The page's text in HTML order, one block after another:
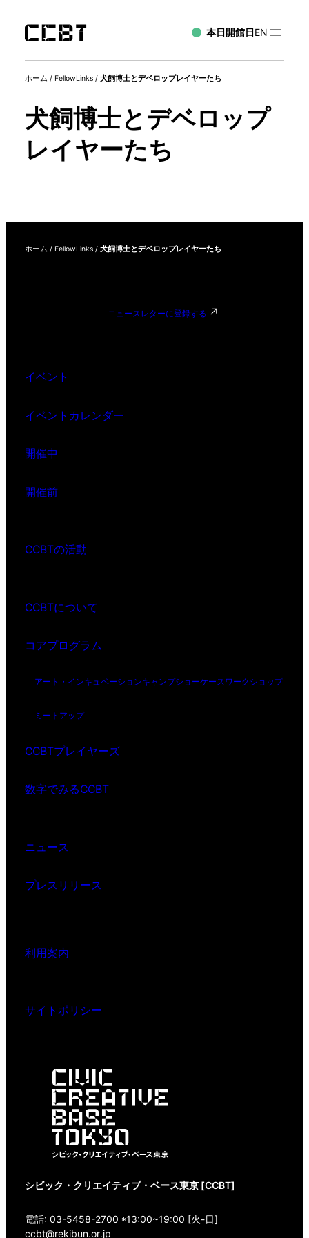
本日開館日EN
ホーム / FellowLinks / 犬飼博士とデベロップレイヤーたち
犬飼博士とデベロップ
レイヤーたち
ホーム / FellowLinks / 犬飼博士とデベロップレイヤーたち
ニュースレターに登録する
イベント
イベントカレンダー
開催中
開催前
CCBTの活動
CCBTについて
コアプログラム
アート・インキュベーションキャンプショーケースワークショップ
ミートアップ
CCBTプレイヤーズ
数字でみるCCBT
ニュース
プレスリリース
利用案内
サイトポリシー
シビック・クリエイティブ・ベース東京 [CCBT]
電話: 03-5458-2700 *13:00~19:00 [火-日]
ccbt@rekibun.or.jp